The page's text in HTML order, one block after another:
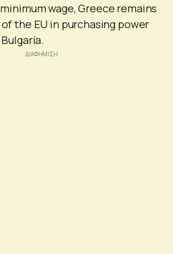
wage, Greece remains
the EU in purchasing power